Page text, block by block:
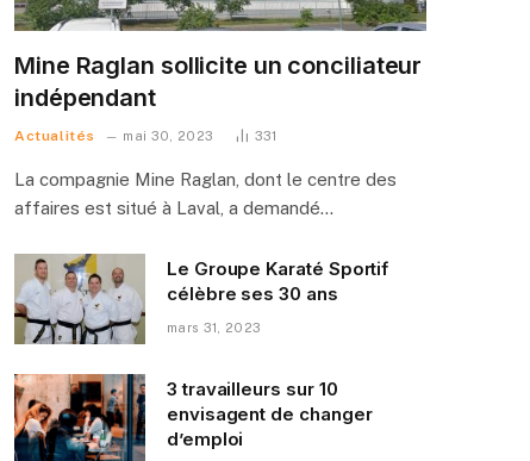
Mine Raglan sollicite un conciliateur
indépendant
Actualités mai 30, 2023 331
La compagnie Mine Raglan, dont le centre des
affaires est situé à Laval, a demandé…
Le Groupe Karaté Sportif
célèbre ses 30 ans
mars 31, 2023
3 travailleurs sur 10
envisagent de changer
d’emploi